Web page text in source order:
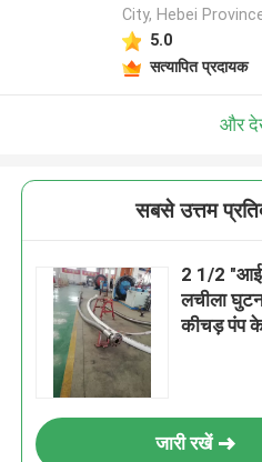
City, Hebei
5.0
सत्यापित प्रदायक
और
सबसे उत्तम
2 1/2
लचीला घुटन
कीचड़ पंप
जारी रखें